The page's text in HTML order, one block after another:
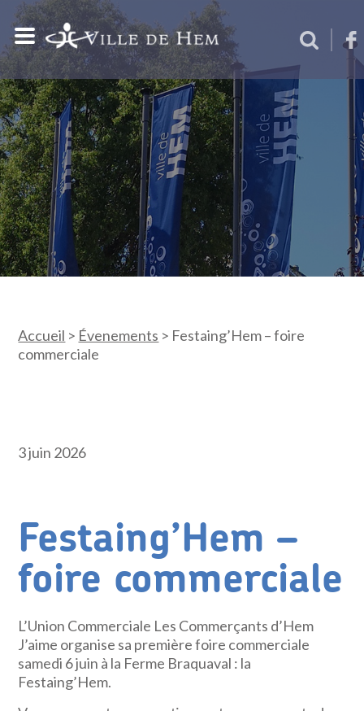
Accueil > Évenements > Festaing’Hem – foire
commerciale
3 juin 2026
Festaing’Hem –
foire commerciale
L’Union Commerciale Les Commerçants d’Hem
J’aime organise sa première foire commerciale
samedi 6 juin à la Ferme Braquaval : la
Festaing’Hem.